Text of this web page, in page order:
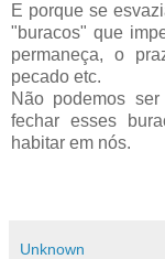
E porque se
"buracos" que
permaneça, o
pecado etc.
Não podemos
fechar esses
habitar em nós.
Unknown